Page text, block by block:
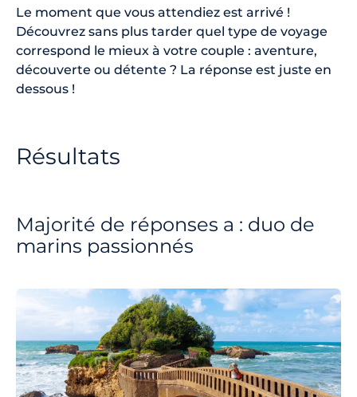
Le moment que vous attendiez est arrivé !
Découvrez sans plus tarder quel type de voyage
correspond le mieux à votre couple : aventure,
découverte ou détente ? La réponse est juste en
dessous !
Résultats
Majorité de réponses a : duo de
marins passionnés